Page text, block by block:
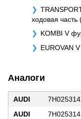
ходовая часть
KOMBI V
EUROVAN
Аналоги
AUDI
AUDI